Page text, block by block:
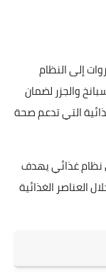
إلى النظام
والجزر لضمان
التي تدعم صحة
نظام غذائي يهدف
العناصر الغذائية